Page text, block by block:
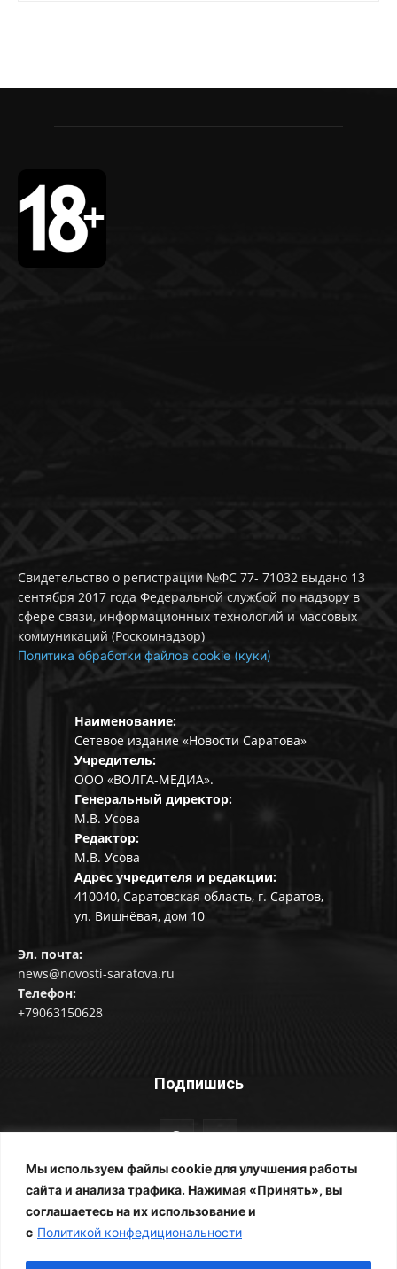
Мы используем файлы cookie для улучшения работы
сайта и анализа трафика. Нажимая «Принять», вы
соглашаетесь на их использование и
с Политикой конфедициональности
Свидетельство о регистрации №ФС 77- 71032 выдано 13
сентября 2017 года Федеральной службой по надзору в
сфере связи, информационных технологий и массовых
коммуникаций (Роскомнадзор)
Политика обработки файлов cookie (куки)
Наименование:
Сетевое издание «Новости Саратова»
Учредитель:
ООО «ВОЛГА-МЕДИА».
Генеральный директор:
М.В. Усова
Редактор:
М.В. Усова
Адрес учредителя и редакции:
410040, Саратовская область, г. Саратов,
ул. Вишнёвая, дом 10
Эл. почта:
news@novosti-saratova.ru
Телефон:
+79063150628
Подпишись
© Новости Саратова 2014-2025